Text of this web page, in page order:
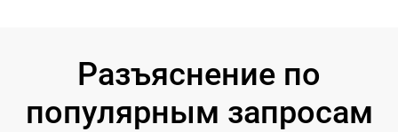
Разъяснение по
популярным запросам